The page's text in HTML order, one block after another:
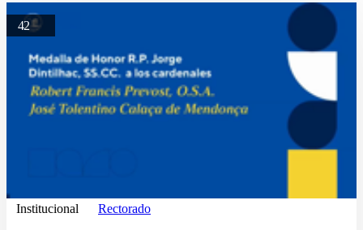
42
Institucional Rectorado